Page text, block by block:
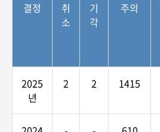
결정
취
소
기
각
주의
2025
년
2 2 1415